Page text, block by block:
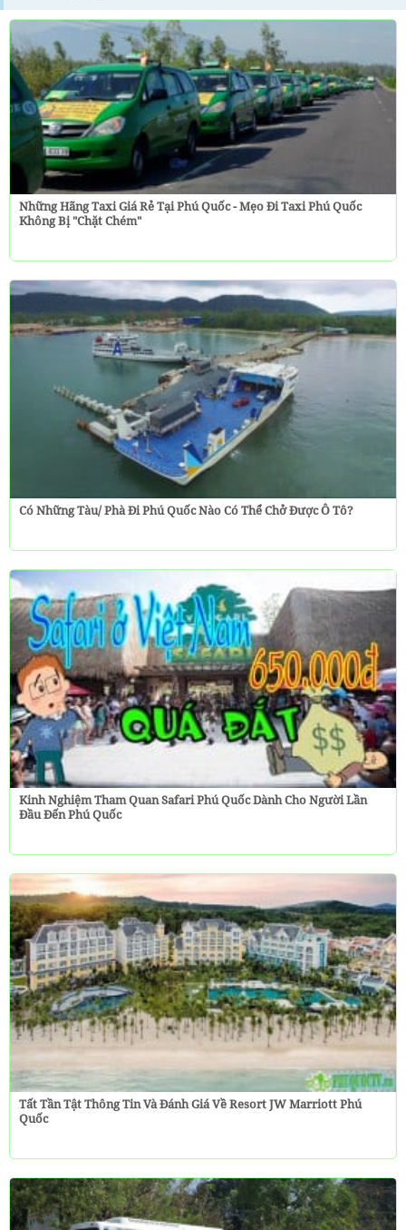
Những Hãng Taxi Giá Rẻ Tại Phú Quốc - Mẹo Đi Taxi Phú Quốc
Không Bị "chặt Chém"
Có Những Tàu/ Phà Đi Phú Quốc Nào Có Thể Chở Được Ô Tô?
Kinh Nghiệm Tham Quan Safari Phú Quốc Dành Cho Người Lần
Đầu Đến Phú Quốc
Tất Tần Tật Thông Tin Và Đánh Giá Về Resort JW Marriott Phú
Quốc